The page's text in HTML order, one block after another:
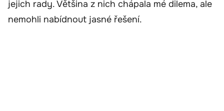
jejich rady. Většina z nich chápala mé dilema, ale
nemohli nabídnout jasné řešení.